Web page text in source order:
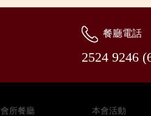
餐廳電話
2524 9246
會所餐廳 本會活動